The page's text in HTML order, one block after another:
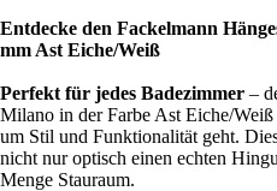
Entdecke den Fackelmann
mm Ast Eiche/Weiß
Perfekt für jedes Badezimmer –
Milano in der Farbe Ast Eiche/
um Stil und Funktionalität geht.
nicht nur optisch einen echten
Menge Stauraum.